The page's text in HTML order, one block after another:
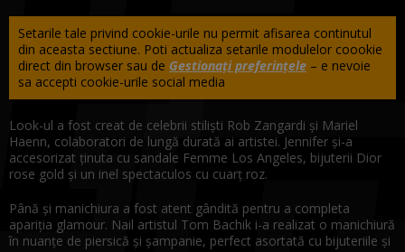
Setarile tale privind cookie-urile nu permit afisarea continutul
din aceasta sectiune. Poti actualiza setarile modulelor coookie
direct din browser sau de Gestionați preferințele – e nevoie
sa accepti cookie-urile social media
Look-ul a fost creat de celebrii stiliști Rob Zangardi și Mariel
Haenn, colaboratori de lungă durată ai artistei. Jennifer și-a
accesorizat ținuta cu sandale Femme Los Angeles, bijuterii Dior
rose gold și un inel spectaculos cu cuarț roz.
Până și manichiura a fost atent gândită pentru a completa
apariția glamour. Nail artistul Tom Bachik i-a realizat o manichiură
în nuanțe de piersică și șampanie, perfect asortată cu bijuteriile și